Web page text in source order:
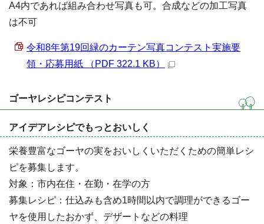
A4内であれば組み合わせ写真も可。合成などの加工写真
は不可
令和8年第19回緑のカーテン写真コンテスト実施要
領・応募用紙 （PDF 322.1 KB）
ゴーヤレシピコンテスト
アイデアレシピでもっとおいしく
栄養豊富なゴーヤの実をおいしくいただくための簡単レシ
ピを募集します。
対象：市内在住・在勤・在学の方
募集レシピ：仕込みも含め1時間以内で調理ができるゴー
ヤを使用したおかず、デザートなどの料理